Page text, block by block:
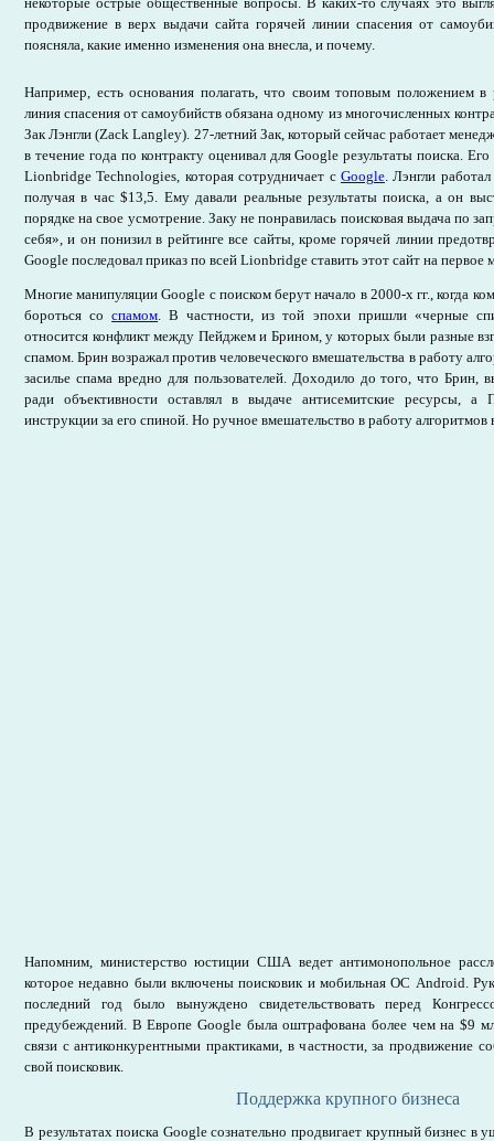
продвижение в верх выдачи сайта горячей линии спасения от
поясняла, какие именно изменения она внесла, и почему.
Например, есть основания полагать, что своим топовым положением в
линия спасения от самоубийств обязана одному из многочисленных
Зак Лэнгли (Zack Langley). 27-летний Зак, который сейчас работает
в течение года по контракту оценивал для Google результаты поиска.
Lionbridge Technologies, которая сотрудничает с Google. Лэнгли
получая в час $13,5. Ему давали реальные результаты поиска, а он
порядке на свое усмотрение. Заку не понравилась поисковая выдача по
себя», и он понизил в рейтинге все сайты, кроме горячей линии
Google последовал приказ по всей Lionbridge ставить этот сайт на первое
Многие манипуляции Google с поиском берут начало в 2000-х гг., когда
бороться соспамом. В частности, из той эпохи пришли «черные
относится конфликт между Пейджем и Брином, у которых были разные
спамом. Брин возражал против человеческого вмешательства в работу
засилье спама вредно для пользователей. Доходило до того, что Брин,
ради объективности оставлял в выдаче антисемитские ресурсы,
инструкции за его спиной. Но ручное вмешательство в работу алгоритмов
Напомним, министерство юстиции США ведет антимонопольное
которое недавно были включены поисковик и мобильная ОС Android.
последний год было вынуждено свидетельствовать перед
предубеждений. В Европе Google была оштрафована более чем на $9
связи с антиконкурентными практиками, в частности, за продвижение
свой поисковик.
Поддержка крупного бизнеса
В результатах поиска Google сознательно продвигает крупный бизнес в